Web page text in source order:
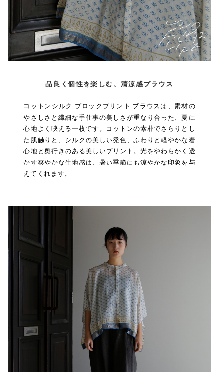
品良く個性を楽しむ、清涼感ブラウス
コットンシルク ブロックプリント ブラウスは、素材の
やさしさと繊細な手仕事の美しさが重なり合った、夏に
心地よく映える一枚です。コットンの素朴でさらりとし
た肌触りと、シルクの美しい発色、ふわりと軽やかな着
心地と奥行きのある美しいプリント。光をやわらかく透
かす爽やかな生地感は、暑い季節にも涼やかな印象を与
えてくれます。